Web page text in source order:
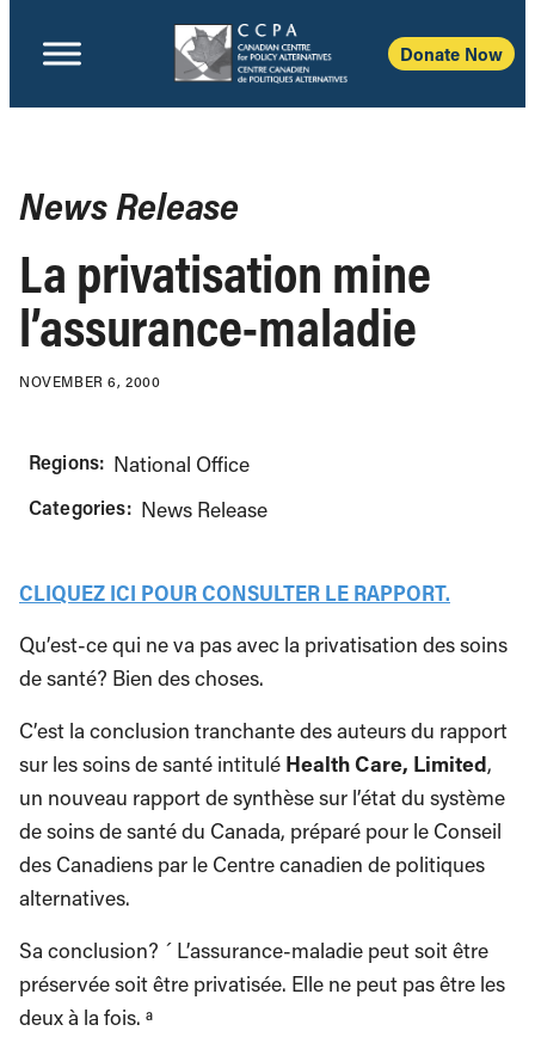
Donate Now
News Release
La privatisation mine
l’assurance-maladie
NOVEMBER 6, 2000
Regions: National Office
Categories: News Release
CLIQUEZ ICI POUR CONSULTER LE RAPPORT.
Qu’est-ce qui ne va pas avec la privatisation des soins
de santé? Bien des choses.
C’est la conclusion tranchante des auteurs du rapport
sur les soins de santé intitulé Health Care, Limited,
un nouveau rapport de synthèse sur l’état du système
de soins de santé du Canada, préparé pour le Conseil
des Canadiens par le Centre canadien de politiques
alternatives.
Sa conclusion? ´ L’assurance-maladie peut soit être
préservée soit être privatisée. Elle ne peut pas être les
deux à la fois. ª